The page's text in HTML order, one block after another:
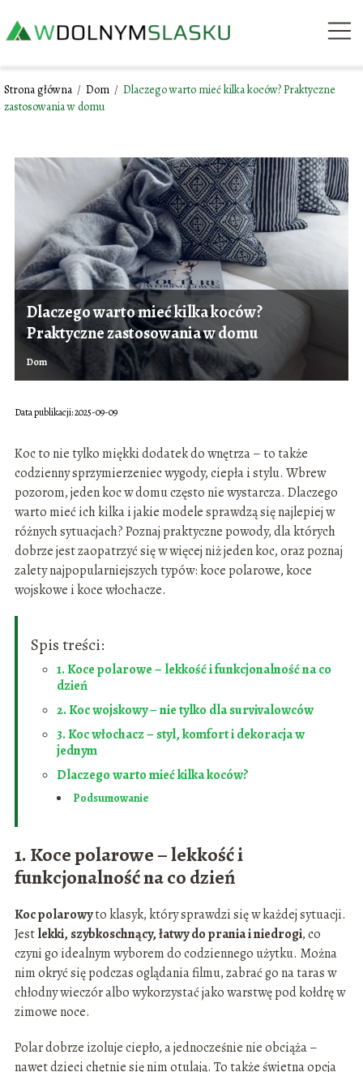
Strona główna / Dom / Dlaczego warto mieć kilka koców? Praktyczne
zastosowania w domu
Dlaczego warto mieć kilka koców?
Praktyczne zastosowania w domu
Dom
Data publikacji: 2025-09-09
Koc to nie tylko miękki dodatek do wnętrza – to także
codzienny sprzymierzeniec wygody, ciepła i stylu. Wbrew
pozorom, jeden koc w domu często nie wystarcza. Dlaczego
warto mieć ich kilka i jakie modele sprawdzą się najlepiej w
różnych sytuacjach? Poznaj praktyczne powody, dla których
dobrze jest zaopatrzyć się w więcej niż jeden koc, oraz poznaj
zalety najpopularniejszych typów: koce polarowe, koce
wojskowe i koce włochacze.
Spis treści:
1. Koce polarowe – lekkość i funkcjonalność na co
dzień
2. Koc wojskowy – nie tylko dla survivalowców
3. Koc włochacz – styl, komfort i dekoracja w
jednym
Dlaczego warto mieć kilka koców?
Podsumowanie
1. Koce polarowe – lekkość i
funkcjonalność na co dzień
Koc polarowyto klasyk, który sprawdzi się w każdej sytuacji.
Jestlekki, szybkoschnący, łatwy do prania i niedrogi, co
czyni go idealnym wyborem do codziennego użytku. Można
nim okryć się podczas oglądania filmu, zabrać go na taras w
chłodny wieczór albo wykorzystać jako warstwę pod kołdrę w
zimowe noce.
Polar dobrze izoluje ciepło, a jednocześnie nie obciąża –
nawet dzieci chętnie się nim otulają. To także świetna opcja